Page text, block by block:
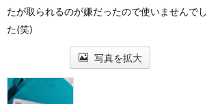
たが取られるのが嫌だったので使いませんでし
た(笑)
写真を拡大